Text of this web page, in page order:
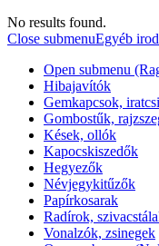
No results found.
Close submenuEgyéb
Open submenu
Hibajavítók
Gemkapcsok,
Gombostűk,
Kések, ollók
Kapocskiszedők
Hegyezők
Névjegykitűzők
Papírkosarak
Radírok,
Vonalzók, zsinegek